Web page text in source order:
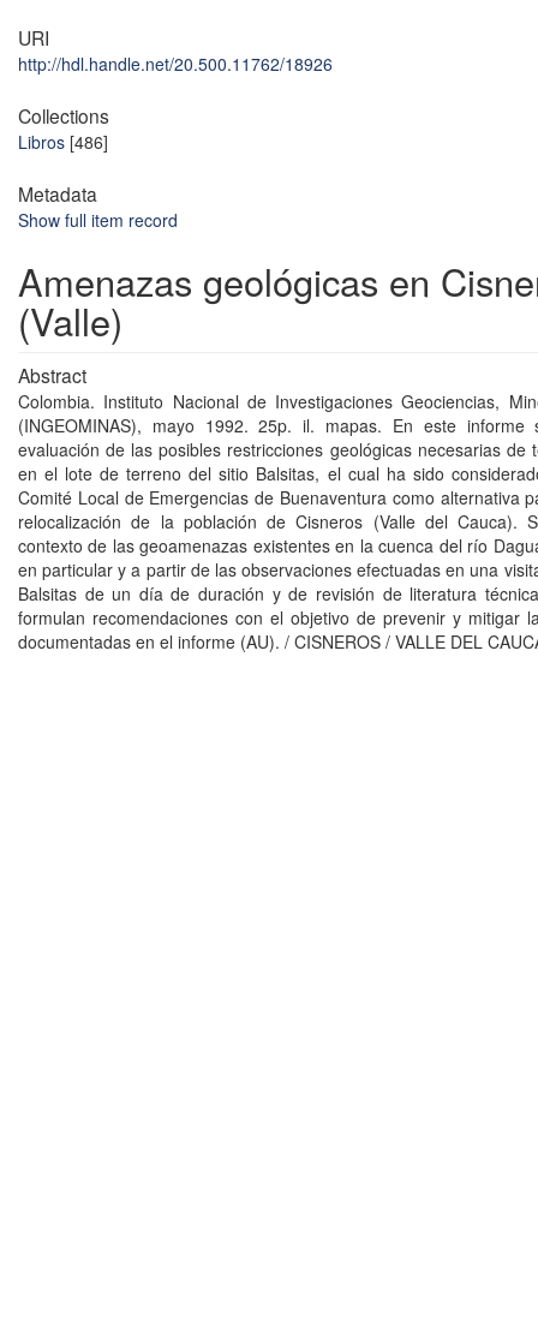
URI
http://hdl.handle.net/20.500.11762/18926
Collections
Libros [486]
Metadata
Show full item record
Amenazas geológicas en
(Valle)
Abstract
Colombia. Instituto Nacional de Investigaciones Geociencias,
(INGEOMINAS), mayo 1992. 25p. il. mapas. En este informe
evaluación de las posibles restricciones geológicas necesarias de
en el lote de terreno del sitio Balsitas, el cual ha sido
Comité Local de Emergencias de Buenaventura como alternativa
relocalización de la población de Cisneros (Valle del Cauca).
contexto de las geoamenazas existentes en la cuenca del río
en particular y a partir de las observaciones efectuadas en una
Balsitas de un día de duración y de revisión de literatura
formulan recomendaciones con el objetivo de prevenir y mitigar
documentadas en el informe (AU). / CISNEROS / VALLE DEL